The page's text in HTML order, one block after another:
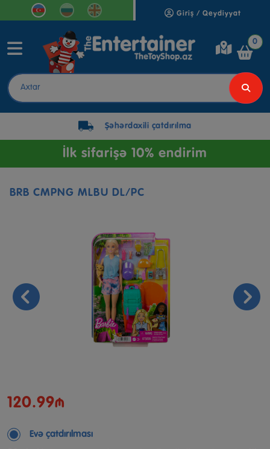
Giriş / Qeydiyyat
0
Şəhərdaxili çatdırılma
İlk sifarişə 10% endirim
BRB CMPNG MLBU DL/PC
120.99₼
Evə çatdırılması